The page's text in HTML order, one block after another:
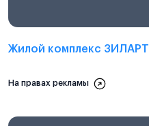
Жилой комплекс ЗИЛАРТ
На правах рекламы